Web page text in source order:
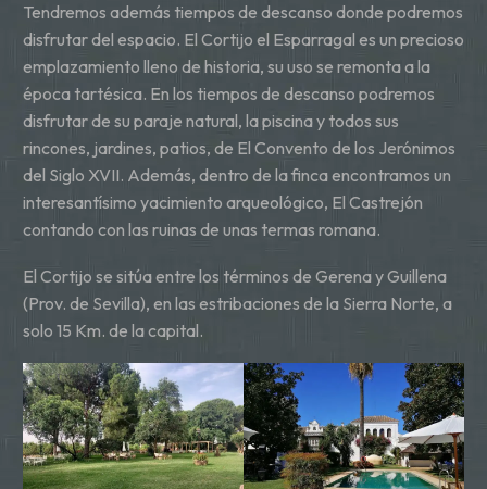
Tendremos además tiempos de descanso donde podremos
disfrutar del espacio. El Cortijo el Esparragal es un precioso
emplazamiento lleno de historia, su uso se remonta a la
época tartésica. En los tiempos de descanso podremos
disfrutar de su paraje natural, la piscina y todos sus
rincones, jardines, patios, de El Convento de los Jerónimos
del Siglo XVII. Además, dentro de la finca encontramos un
interesantísimo yacimiento arqueológico, El Castrejón
contando con las ruinas de unas termas romana.
El Cortijo se sitúa entre los términos de Gerena y Guillena
(Prov. de Sevilla), en las estribaciones de la Sierra Norte, a
solo 15 Km. de la capital.